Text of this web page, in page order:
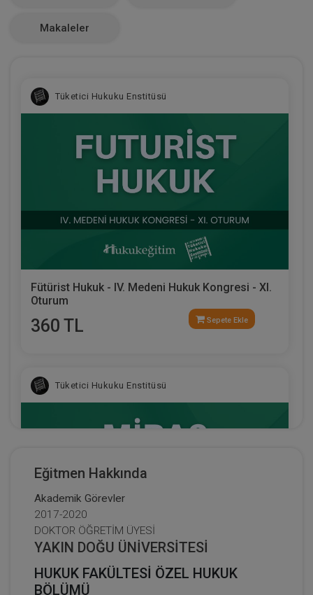
Makaleler
Tüketici Hukuku Enstitüsü
Fütürist Hukuk - IV. Medeni Hukuk Kongresi - XI.
Oturum
360 TL Sepete Ekle
Tüketici Hukuku Enstitüsü
Miras Hukuku - 1 - IV. Medeni Hukuk Kongresi -
IX. Oturum
Eğitmen Hakkında
Akademik Görevler
2017-2020
DOKTOR ÖĞRETİM ÜYESİ
YAKIN DOĞU ÜNİVERSİTESİ
HUKUK FAKÜLTESİ ÖZEL HUKUK
BÖLÜMÜ